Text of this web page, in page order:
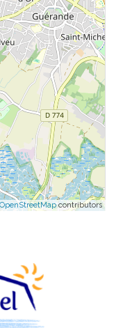
OpenStreetMapcontributors